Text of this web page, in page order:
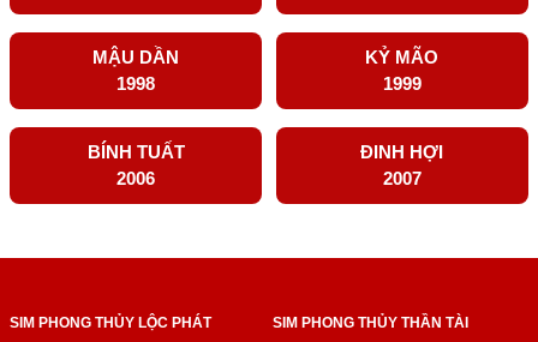
MẬU DẦN
1998
KỶ MÃO
1999
BÍNH TUẤT
2006
ĐINH HỢI
2007
SIM PHONG THỦY LỘC PHÁT SIM PHONG THỦY THẦN TÀI